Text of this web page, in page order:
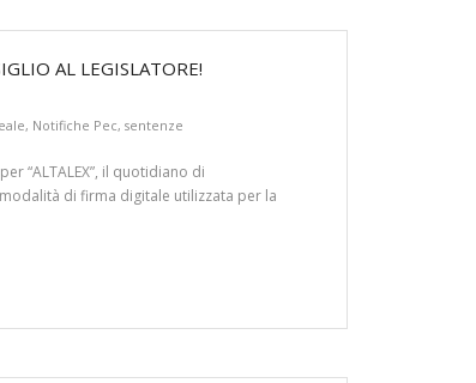
AL LEGISLATORE!
, Notifiche Pec, sentenze
“ALTALEX”, il quotidiano di
di firma digitale utilizzata per la